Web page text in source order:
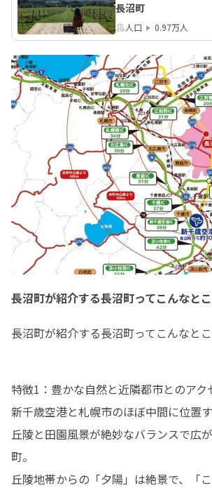
長沼町
人口 0.97万人
長沼町が紹介する長沼町ってこんなとこ
長沼町が紹介する長沼町ってこんなとこ
特徴1：豊かな自然と近隣都市とのアク
新千歳空港と札幌市のほぼ中間に位置
丘陵と田園風景が絶妙なバランスで広
町。
丘陵地帯からの「夕陽」は絶景で、「